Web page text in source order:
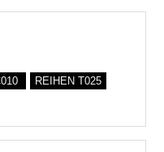
REIHEN T025